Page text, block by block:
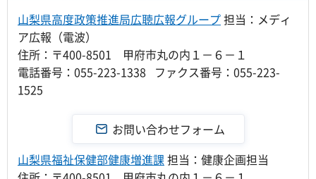
山梨県高度政策推進局広聴広報グループ担当：メディ
ア広報（電波）
住所：〒400-8501 甲府市丸の内１－６－１
電話番号：055-223-1338 ファクス番号：055-223-
1525
山梨県福祉保健部健康増進課担当：健康企画担当